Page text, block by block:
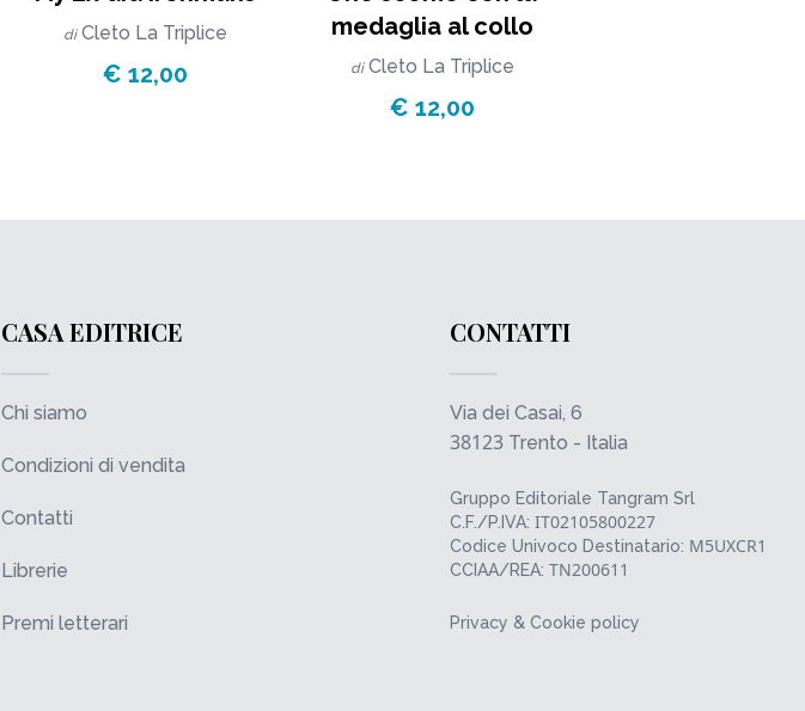
di Cleto La Triplice
€ 12,00
medaglia al collo
di Cleto La Triplice
€ 12,00
CASA EDITRICE
Chi siamo
Condizioni di vendita
Contatti
Librerie
Premi letterari
CONTATTI
Via dei Casai, 6
38123 Trento - Italia
Gruppo Editoriale Tangram Srl
C.F./P.IVA: IT02105800227
Codice Univoco Destinatario: M5UXCR1
CCIAA/REA: TN200611
Privacy & Cookie policy